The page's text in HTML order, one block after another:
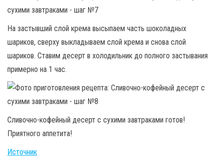
На застывший слой крема высыпаем часть шоколадных
шариков, сверху выкладываем слой крема и снова слой
шариков. Ставим десерт в холодильник до полного застывания
примерно на 1 час.
Сливочно-кофейный десерт с сухими завтраками готов!
Приятного аппетита!
Источник